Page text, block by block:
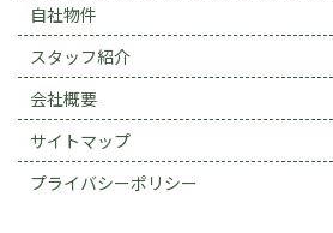
自社物件
スタッフ紹介
会社概要
サイトマップ
プライバシーポリシー